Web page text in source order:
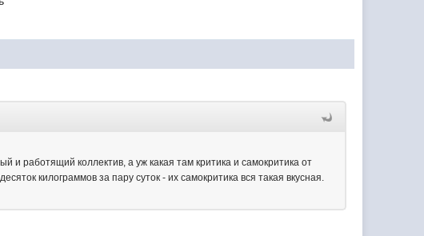
и работящий коллектив, а уж какая там критика и самокритика от
килограммов за пару суток - их самокритика вся такая вкусная.